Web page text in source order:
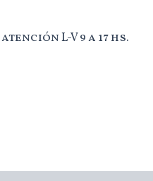
L-V 9 a 17 hs.